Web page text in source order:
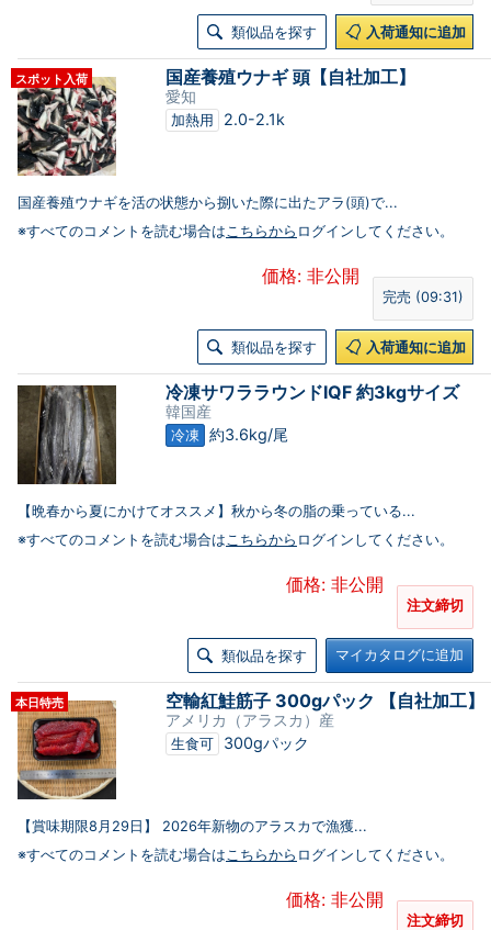
類似品を探す 入荷通知に追加
スポット入荷 国産養殖ウナギ 頭【自社加工】
愛知
加熱用 2.0-2.1k
国産養殖ウナギを活の状態から捌いた際に出たアラ(頭)で...
※すべてのコメントを読む場合はこちらから ログインしてください。
価格: 非公開
完売 (09:31)
類似品を探す 入荷通知に追加
冷凍サワララウンドIQF 約3kgサイズ
韓国産
冷凍 約3.6kg/尾
【晩春から夏にかけてオススメ】秋から冬の脂の乗っている...
※すべてのコメントを読む場合はこちらから ログインしてください。
価格: 非公開
注文締切
類似品を探す マイカタログに追加
本日特売 空輸紅鮭筋子 300gパック 【自社加工】
アメリカ（アラスカ）産
生食可 300gパック
【賞味期限8月29日】 2026年新物のアラスカで漁獲...
※すべてのコメントを読む場合はこちらから ログインしてください。
価格: 非公開
注文締切